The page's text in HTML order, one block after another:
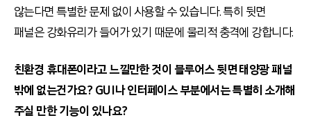
않는다면 특별한 문제 없이 사용할 수 있습니다. 특히 뒷면
패널은 강화유리가 들어가 있기 때문에 물리적 충격에 강합니다.
친환경 휴대폰이라고 느낄만한 것이 블루어스 뒷면 태양광 패널
밖에 없는건가요? GUI나 인터페이스 부분에서는 특별히 소개해
주실 만한 기능이 있나요?